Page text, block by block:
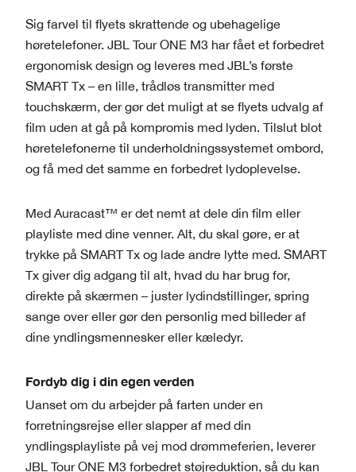
Sig farvel til flyets skrattende og ubehagelige
høretelefoner. JBL Tour ONE M3 har fået et forbedret
ergonomisk design og leveres med JBL’s første
SMART Tx – en lille, trådløs transmitter med
touchskærm, der gør det muligt at se flyets udvalg af
film uden at gå på kompromis med lyden. Tilslut blot
høretelefonerne til underholdningssystemet ombord,
og få med det samme en forbedret lydoplevelse.
Med Auracast™ er det nemt at dele din film eller
playliste med dine venner. Alt, du skal gøre, er at
trykke på SMART Tx og lade andre lytte med. SMART
Tx giver dig adgang til alt, hvad du har brug for,
direkte på skærmen – juster lydindstillinger, spring
sange over eller gør den personlig med billeder af
dine yndlingsmennesker eller kæledyr.
Fordyb dig i din egen verden
Uanset om du arbejder på farten under en
forretningsrejse eller slapper af med din
yndlingsplayliste på vej mod drømmeferien, leverer
JBL Tour ONE M3 forbedret støjreduktion, så du kan